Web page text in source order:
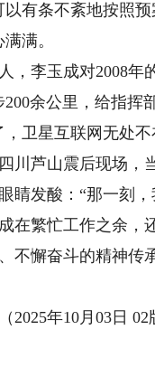
以有条不紊地按照
满。
李玉成对2008年
余公里，给指挥
星互联网无处不
芦山震后现场，
睛发酸：“那一刻
繁忙工作之余，还
不懈奋斗的精神传
年10月03日 02